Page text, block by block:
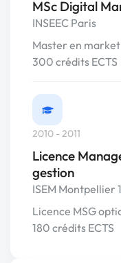
MSc Digital
INSEEC Paris
Master en
300 crédits ECTS
2010 - 2011
Licence
gestion
ISEM Montpellier 1
Licence MSG
180 crédits ECTS